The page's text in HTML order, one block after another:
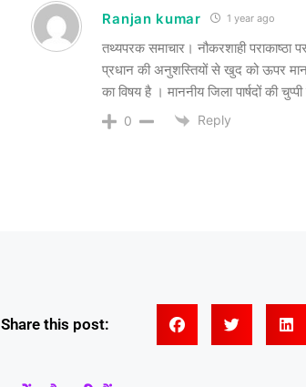
Ranjan kumar 1 year ago
तथ्यपरक समाचार। नौकरशाही पराकाष्ठा
प्रधान की अनुशस्तियों से खुद को ऊपर
का विषय है । माननीय जिला पार्षदों की
0 Reply
Share this post: